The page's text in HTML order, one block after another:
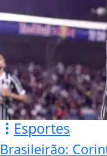
Esportes
Brasileirão: